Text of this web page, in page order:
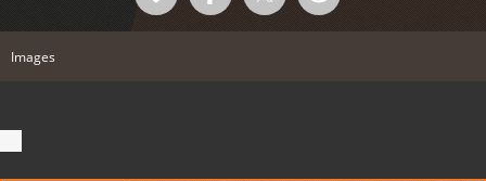
Images